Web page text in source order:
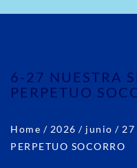
6-27 NUESTRA
PERPETUO
Home / 2026 / junio / 27
PERPETUO SOCORRO